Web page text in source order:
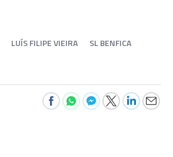
LUÍS FILIPE VIEIRA
SL BENFICA